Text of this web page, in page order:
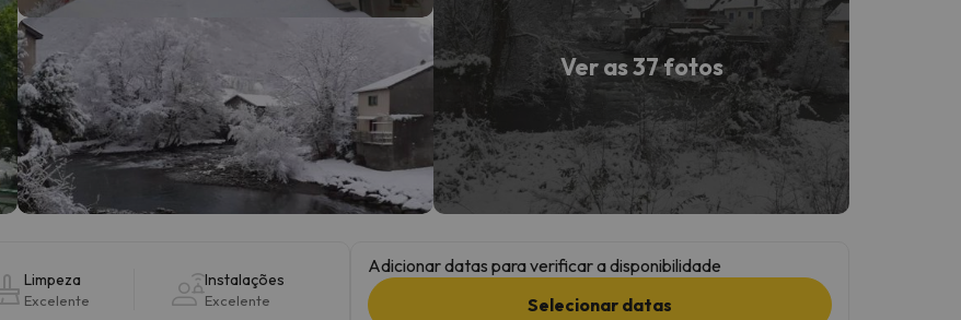
Ver as 37 fotos
Limpeza
Excelente
Instalações
Excelente
Adicionar datas para verificar a disponibilidade
Selecionar datas